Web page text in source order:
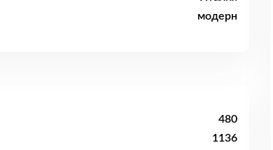
модерн
480
1136